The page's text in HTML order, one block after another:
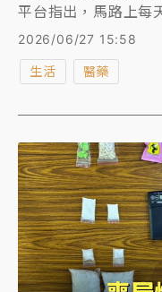
平台指出，馬路上每
用來做插管前鎮靜竟
理署特此澄清，目前
足，未發現有合法醫
2026/06/27 15:58
生活 醫藥